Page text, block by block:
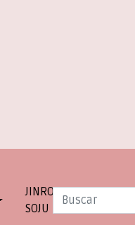
JINRO
SOJU
INFO.